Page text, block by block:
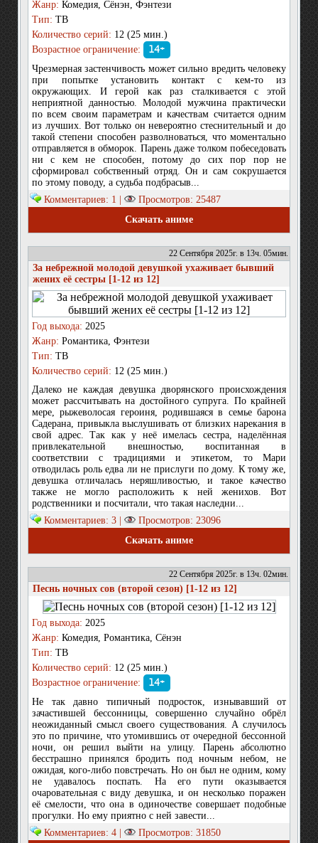
Жанр: Комедия, Сёнэн, Фэнтези
Тип: ТВ
Количество серий: 12 (25 мин.)
Возрастное ограничение:
14+
Чрезмерная застенчивость может сильно вредить человеку
при попытке установить контакт с кем-то из
окружающих. И герой как раз сталкивается с этой
неприятной данностью. Молодой мужчина практически
по всем своим параметрам и качествам считается одним
из лучших. Вот только он невероятно стеснительный и до
такой степени способен разволноваться, что моментально
отправляется в обморок. Парень даже толком побеседовать
ни с кем не способен, потому до сих пор пор не
сформировал собственный отряд. Он и сам сокрушается
по этому поводу, а судьба подбрасыв...
Комментариев: 1 |
Просмотров: 25487
Скачать аниме
22 Сентября 2025г. в 13ч. 05мин.
За небрежной молодой девушкой ухаживает бывший
жених её сестры [1-12 из 12]
Год выхода: 2025
Жанр: Романтика, Фэнтези
Тип: ТВ
Количество серий: 12 (25 мин.)
Далеко не каждая девушка дворянского происхождения
может рассчитывать на достойного супруга. По крайней
мере, рыжеволосая героиня, родившаяся в семье барона
Садерана, привыкла выслушивать от близких нарекания в
свой адрес. Так как у неё имелась сестра, наделённая
привлекательной внешностью, воспитанная в
соответствии с традициями и этикетом, то Мари
отводилась роль едва ли не прислуги по дому. К тому же,
девушка отличалась неряшливостью, и такое качество
также не могло расположить к ней женихов. Вот
родственники и посчитали, что такая наследни...
Комментариев: 3 |
Просмотров: 23096
Скачать аниме
22 Сентября 2025г. в 13ч. 02мин.
Песнь ночных сов (второй сезон) [1-12 из 12]
Год выхода: 2025
Жанр: Комедия, Романтика, Сёнэн
Тип: ТВ
Количество серий: 12 (25 мин.)
Возрастное ограничение:
14+
Не так давно типичный подросток, изнывавший от
зачастившей бессонницы, совершенно случайно обрёл
неожиданный смысл своего существования. А случилось
это по причине, что утомившись от очередной бессонной
ночи, он решил выйти на улицу. Парень абсолютно
бесстрашно принялся бродить под ночным небом, не
ожидая, кого-либо повстречать. Но он был не одним, кому
не удавалось поспать. На его пути оказывается
очаровательная с виду девушка, и он несколько поражен
её смелости, что она в одиночестве совершает подобные
прогулки. Но ему приятно с ней завести...
Комментариев: 4 |
Просмотров: 31850